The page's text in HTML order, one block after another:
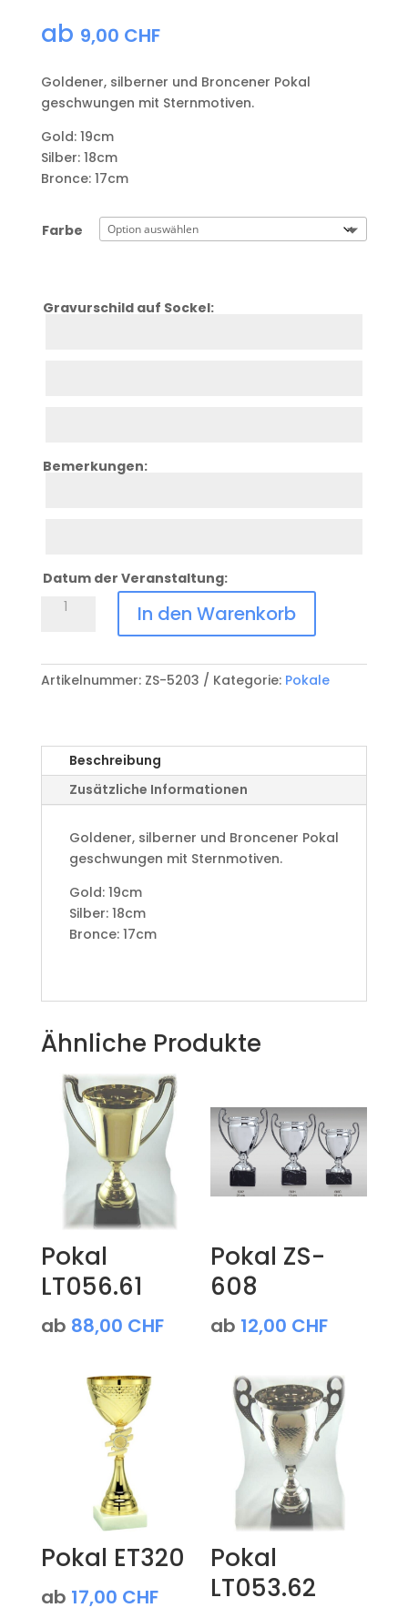
ab 9,00 CHF
Goldener, silberner und Broncener Pokal
geschwungen mit Sternmotiven.
Gold: 19cm
Silber: 18cm
Bronce: 17cm
Farbe
Gravurschild auf Sockel:
Bemerkungen:
Datum der Veranstaltung:
Pokal
ZS-
5203
In den Warenkorb
Artikelnummer: ZS-5203 Kategorie: Pokale
Beschreibung
Zusätzliche Informationen
Goldener, silberner und Broncener Pokal
geschwungen mit Sternmotiven.
Gold: 19cm
Silber: 18cm
Bronce: 17cm
Ähnliche Produkte
Pokal
LT056.61
ab 88,00 CHF
Pokal ZS-
608
ab 12,00 CHF
Pokal ET320
ab 17,00 CHF
Pokal
LT053.62